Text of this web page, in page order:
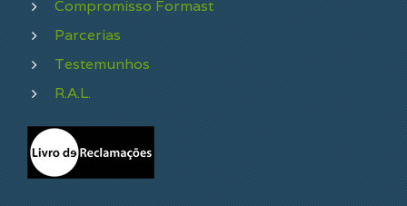
Compromisso Formast
Parcerias
Testemunhos
R.A.L.